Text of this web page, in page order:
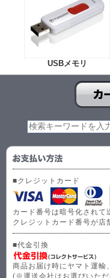
USBメモリ
■クレジットカード
カード番号は暗号化されて
クレジットカード番号が店
■代金引換
商品お届け時にヤマト運輸
(※運送会社はお選びいた